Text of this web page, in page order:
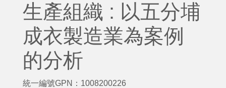
生產組織 : 以五分埔
成衣製造業為案例
的分析
統一編號GPN：1008200226